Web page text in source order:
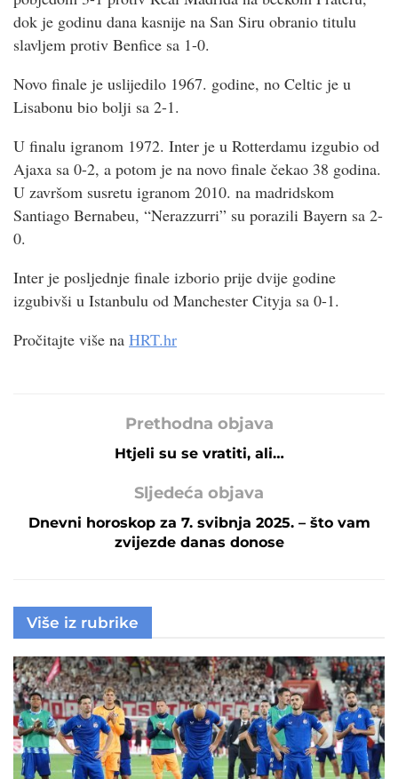
dok je godinu dana kasnije na San Siru obranio titulu
slavljem protiv Benfice sa 1-0.
Novo finale je uslijedilo 1967. godine, no Celtic je u
Lisabonu bio bolji sa 2-1.
U finalu igranom 1972. Inter je u Rotterdamu izgubio od
Ajaxa sa 0-2, a potom je na novo finale čekao 38 godina.
U završom susretu igranom 2010. na madridskom
Santiago Bernabeu, “Nerazzurri” su porazili Bayern sa 2-
0.
Inter je posljednje finale izborio prije dvije godine
izgubivši u Istanbulu od Manchester Cityja sa 0-1.
Pročitajte više na HRT.hr
Prethodna objava
Htjeli su se vratiti, ali…
Sljedeća objava
Dnevni horoskop za 7. svibnja 2025. – što vam
zvijezde danas donose
Više iz rubrike